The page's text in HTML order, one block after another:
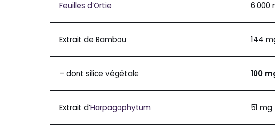
Feuilles d’Ortie 6 000
Extrait de Bambou 144
– dont silice végétale 100
Extrait d’Harpagophytum 51 mg